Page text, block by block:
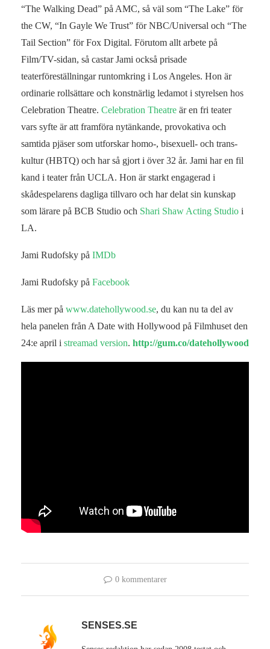
“The Walking Dead” på AMC, så väl som “The Lake” för
the CW, “In Gayle We Trust” för NBC/Universal och “The
Tail Section” för Fox Digital. Förutom allt arbete på
Film/TV-sidan, så castar Jami också prisade
teaterföreställningar runtomkring i Los Angeles. Hon är
ordinarie rollsättare och konstnärlig ledamot i styrelsen hos
Celebration Theatre. Celebration Theatre är en fri teater
vars syfte är att framföra nytänkande, provokativa och
samtida pjäser som utforskar homo-, bisexuell- och trans-
kultur (HBTQ) och har så gjort i över 32 år. Jami har en fil
kand i teater från UCLA. Hon är starkt engagerad i
skådespelarens dagliga tillvaro och har delat sin kunskap
som lärare på BCB Studio och Shari Shaw Acting Studio i
LA.
Jami Rudofsky på IMDb
Jami Rudofsky på Facebook
Läs mer på www.datehollywood.se, du kan nu ta del av
hela panelen från A Date with Hollywood på Filmhuset den
24:e april i streamad version. http://gum.co/datehollywood
0 kommentarer
SENSES.SE